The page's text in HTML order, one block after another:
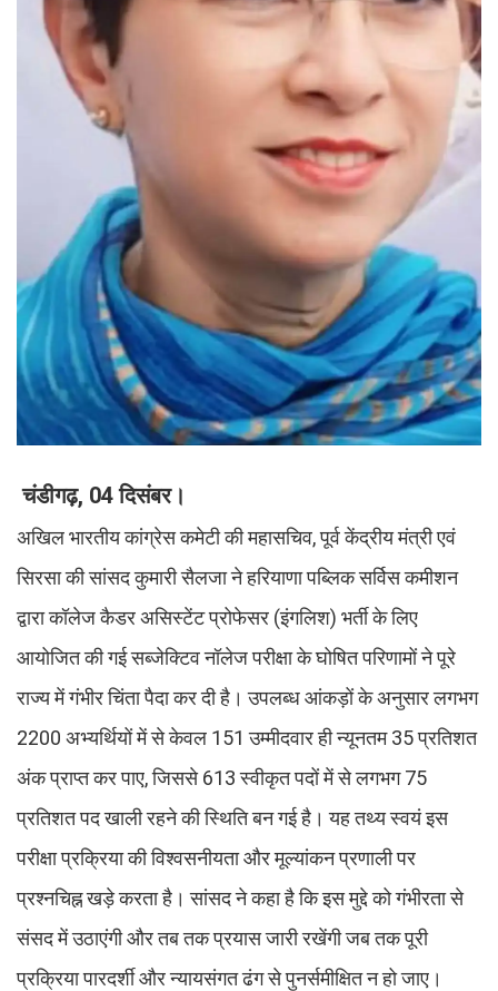
चंडीगढ़, 04 दिसंबर।
अखिल भारतीय कांग्रेस कमेटी की महासचिव, पूर्व केंद्रीय मंत्री एवं
सिरसा की सांसद कुमारी सैलजा ने हरियाणा पब्लिक सर्विस कमीशन
द्वारा कॉलेज कैडर असिस्टेंट प्रोफेसर (इंगलिश) भर्ती के लिए
आयोजित की गई सब्जेक्टिव नॉलेज परीक्षा के घोषित परिणामों ने पूरे
राज्य में गंभीर चिंता पैदा कर दी है। उपलब्ध आंकड़ों के अनुसार लगभग
2200 अभ्यर्थियों में से केवल 151 उम्मीदवार ही न्यूनतम 35 प्रतिशत
अंक प्राप्त कर पाए, जिससे 613 स्वीकृत पदों में से लगभग 75
प्रतिशत पद खाली रहने की स्थिति बन गई है। यह तथ्य स्वयं इस
परीक्षा प्रक्रिया की विश्वसनीयता और मूल्यांकन प्रणाली पर
प्रश्नचिह्न खड़े करता है। सांसद ने कहा है कि इस मुद्दे को गंभीरता से
संसद में उठाएंगी और तब तक प्रयास जारी रखेंगी जब तक पूरी
प्रक्रिया पारदर्शी और न्यायसंगत ढंग से पुनर्समीक्षित न हो जाए।